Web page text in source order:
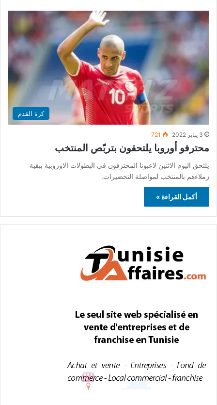
كرة القدم
3 يناير 2022 721
محترفو أوروبا يلتحقون بتربّص المنتخب
يلتحق اليوم الاثنين لاعبونا المحترفون في البطولات الاوروبية ببقية
زملاءهم بالمنتخب لمواصلة التحضيرات.
أكمل القراءة »